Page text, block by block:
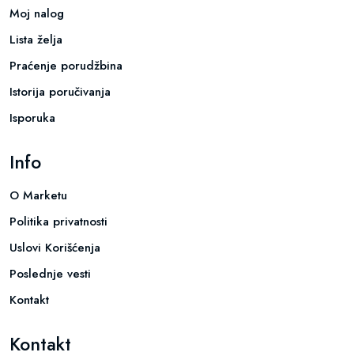
Moj nalog
Lista želja
Praćenje porudžbina
Istorija poručivanja
Isporuka
Info
O Marketu
Politika privatnosti
Uslovi Korišćenja
Poslednje vesti
Kontakt
Kontakt